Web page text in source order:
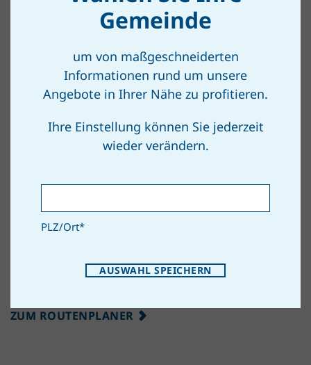
gegenüber Gasthaus
2091 Oberhöflein
ZUM ROUTENPLANER
Untermixnitz 18
ZUM ROUTENPLANER
Gemeinde
um von maßgeschneiderten
Informationen rund um unsere
Angebote in Ihrer Nähe zu profitieren.
Ihre Einstellung können Sie jederzeit
wieder verändern.
PLZ/Ort*
AUSWAHL SPEICHERN